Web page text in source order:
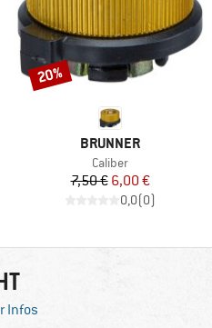
MARKE
BRUNNER
Artikel
Caliber
Preis
7,50 € reduzierter Preis
6,00 €
0,0(0)
Rabatt
20%
Infos